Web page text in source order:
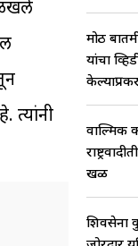
त्यांनी
मोठी
यांचा
वाल्मिक
खळ
शिवसेना